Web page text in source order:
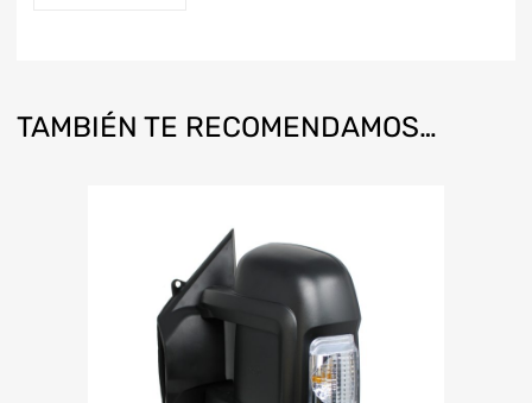
TAMBIÉN TE RECOMENDAMOS…